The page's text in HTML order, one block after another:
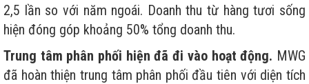
2,5 lần so với năm ngoái. Doanh thu từ hàng tươi sống
hiện đóng góp khoảng 50% tổng doanh thu.
Trung tâm phân phối hiện đã đi vào hoạt động. MWG
đã hoàn thiện trung tâm phân phối đầu tiên với diện tích